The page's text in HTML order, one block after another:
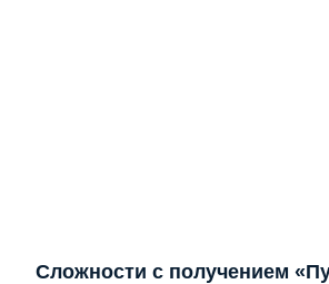
Сложности с получением